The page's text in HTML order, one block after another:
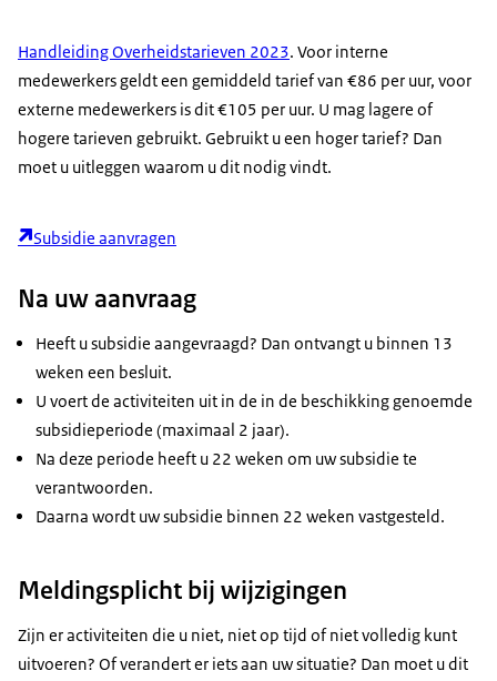
Handleiding Overheidstarieven 2023. Voor interne
medewerkers geldt een gemiddeld tarief van €86 per uur, voor
externe medewerkers is dit €105 per uur. U mag lagere of
hogere tarieven gebruikt. Gebruikt u een hoger tarief? Dan
moet u uitleggen waarom u dit nodig vindt.
Subsidie aanvragen
Na uw aanvraag
Heeft u subsidie aangevraagd? Dan ontvangt u binnen 13
weken een besluit.
U voert de activiteiten uit in de in de beschikking genoemde
subsidieperiode (maximaal 2 jaar).
Na deze periode heeft u 22 weken om uw subsidie te
verantwoorden.
Daarna wordt uw subsidie binnen 22 weken vastgesteld.
Meldingsplicht bij wijzigingen
Zijn er activiteiten die u niet, niet op tijd of niet volledig kunt
uitvoeren? Of verandert er iets aan uw situatie? Dan moet u dit